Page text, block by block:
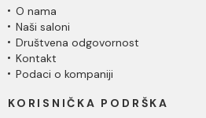
O nama
Naši saloni
Društvena odgovornost
Kontakt
Podaci o kompaniji
KORISNIČKA PODRŠKA